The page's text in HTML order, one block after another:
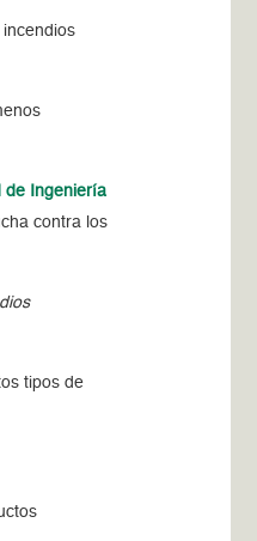
de Ingeniería
contra los
tipos de